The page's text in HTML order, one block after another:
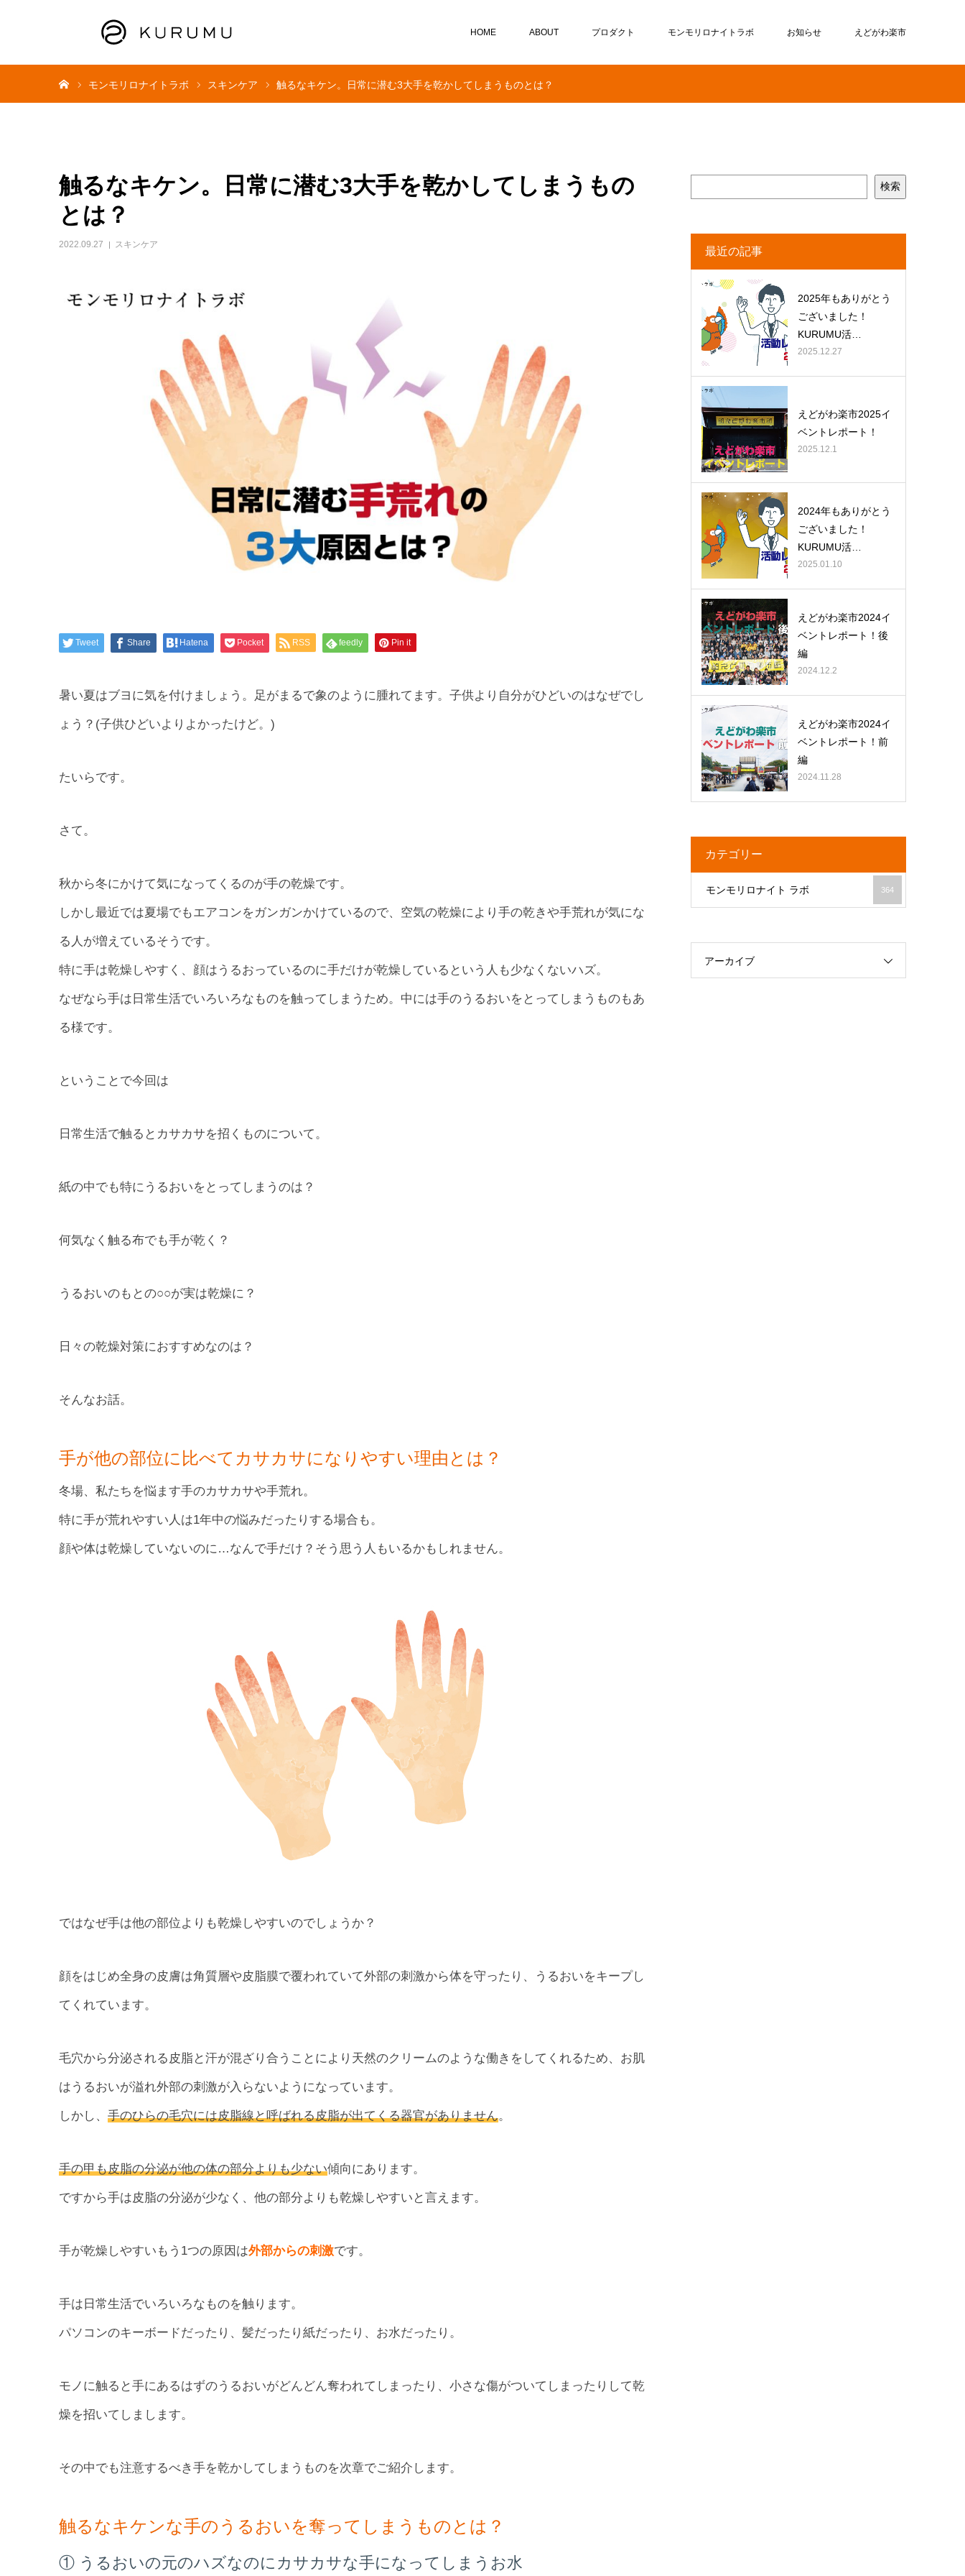
HOME ABOUT プロダクト モンモリロナイトラボ お知らせ えどがわ楽市
モンモリロナイトラボ スキンケア 触るなキケン。日常に潜む3大手を乾かしてしまうものとは？
触るなキケン。日常に潜む3大手を乾かしてしまうもの
とは？
2022.09.27 スキンケア
Tweet Share Hatena Pocket RSS feedly Pin it
暑い夏はブヨに気を付けましょう。足がまるで象のように腫れてます。子供より自分がひどいのはなぜでし
ょう？(子供ひどいよりよかったけど。)
たいらです。
さて。
秋から冬にかけて気になってくるのが手の乾燥です。
しかし最近では夏場でもエアコンをガンガンかけているので、空気の乾燥により手の乾きや手荒れが気にな
る人が増えているそうです。
特に手は乾燥しやすく、顔はうるおっているのに手だけが乾燥しているという人も少なくないハズ。
なぜなら手は日常生活でいろいろなものを触ってしまうため。中には手のうるおいをとってしまうものもあ
る様です。
ということで今回は
日常生活で触るとカサカサを招くものについて。
紙の中でも特にうるおいをとってしまうのは？
何気なく触る布でも手が乾く？
うるおいのもとの○○が実は乾燥に？
日々の乾燥対策におすすめなのは？
そんなお話。
手が他の部位に比べてカサカサになりやすい理由とは？
冬場、私たちを悩ます手のカサカサや手荒れ。
特に手が荒れやすい人は1年中の悩みだったりする場合も。
顔や体は乾燥していないのに…なんで手だけ？そう思う人もいるかもしれません。
ではなぜ手は他の部位よりも乾燥しやすいのでしょうか？
顔をはじめ全身の皮膚は角質層や皮脂膜で覆われていて外部の刺激から体を守ったり、うるおいをキープし
てくれています。
毛穴から分泌される皮脂と汗が混ざり合うことにより天然のクリームのような働きをしてくれるため、お肌
はうるおいが溢れ外部の刺激が入らないようになっています。
しかし、 手のひらの毛穴には皮脂線と呼ばれる皮脂が出てくる器官がありません。
手の甲も皮脂の分泌が他の体の部分よりも少ない傾向にあります。
ですから手は皮脂の分泌が少なく、他の部分よりも乾燥しやすいと言えます。
手が乾燥しやすいもう1つの原因は外部からの刺激です。
手は日常生活でいろいろなものを触ります。
パソコンのキーボードだったり、髪だったり紙だったり、お水だったり。
モノに触ると手にあるはずのうるおいがどんどん奪われてしまったり、小さな傷がついてしまったりして乾
燥を招いてしまします。
その中でも注意するべき手を乾かしてしまうものを次章でご紹介します。
触るなキケンな手のうるおいを奪ってしまうものとは？
① うるおいの元のハズなのにカサカサな手になってしまうお水
検索
最近の記事
2025年もありがとう
ございました！
KURUMU活…
2025.12.27
えどがわ楽市2025イ
ベントレポート！
2025.12.1
2024年もありがとう
ございました！
KURUMU活…
2025.01.10
えどがわ楽市2024イ
ベントレポート！後
編
2024.12.2
えどがわ楽市2024イ
ベントレポート！前
編
2024.11.28
カテゴリー
モンモリロナイト ラボ 364
アーカイブ